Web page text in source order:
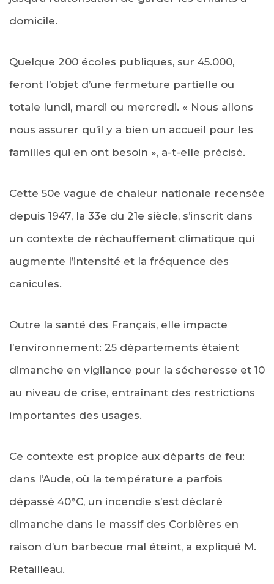
domicile.
Quelque 200 écoles publiques, sur 45.000,
feront l’objet d’une fermeture partielle ou
totale lundi, mardi ou mercredi. « Nous allons
nous assurer qu’il y a bien un accueil pour les
familles qui en ont besoin », a-t-elle précisé.
Cette 50e vague de chaleur nationale recensée
depuis 1947, la 33e du 21e siècle, s’inscrit dans
un contexte de réchauffement climatique qui
augmente l’intensité et la fréquence des
canicules.
Outre la santé des Français, elle impacte
l’environnement: 25 départements étaient
dimanche en vigilance pour la sécheresse et 10
au niveau de crise, entraînant des restrictions
importantes des usages.
Ce contexte est propice aux départs de feu:
dans l’Aude, où la température a parfois
dépassé 40°C, un incendie s’est déclaré
dimanche dans le massif des Corbières en
raison d’un barbecue mal éteint, a expliqué M.
Retailleau.